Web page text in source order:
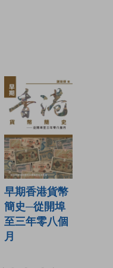
早期香港貨幣
簡史─從開埠
至三年零八個
月